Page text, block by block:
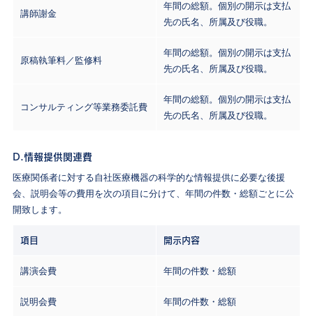
講師謝金
年間の総額。個別の開示は支払
先の氏名、所属及び役職。
原稿執筆料／監修料
年間の総額。個別の開示は支払
先の氏名、所属及び役職。
コンサルティング等業務委託費
年間の総額。個別の開示は支払
先の氏名、所属及び役職。
D.情報提供関連費
医療関係者に対する自社医療機器の科学的な情報提供に必要な後援
会、説明会等の費用を次の項目に分けて、年間の件数・総額ごとに公
開致します。
項目 開示内容
講演会費 年間の件数・総額
説明会費 年間の件数・総額